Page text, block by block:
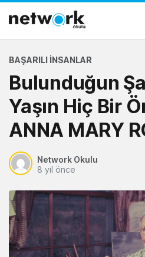
BAŞARILI İNSANLAR
Bulunduğun
Yaşın Hiç Bir
ANNA MARY
Network Okulu
8 yıl önce